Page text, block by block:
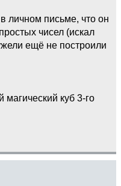
личном письме, что он
чисел (искал
ещё не построили
куб 3-го